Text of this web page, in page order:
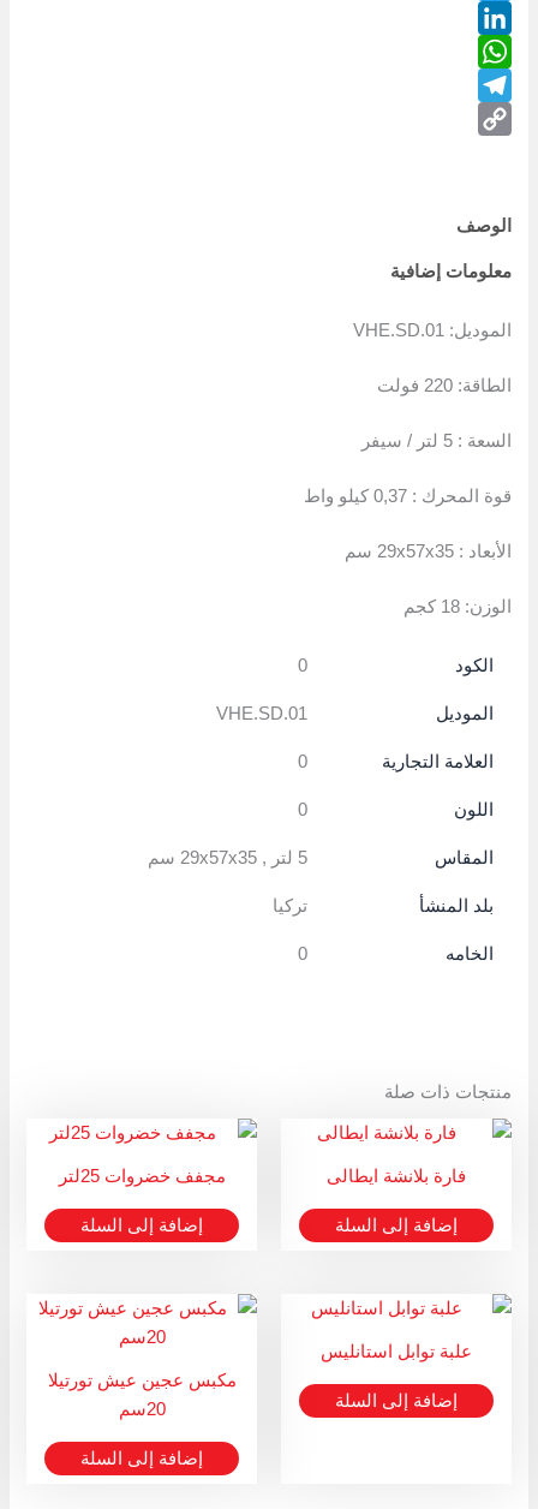
Twitter
LinkedIn
WhatsApp
Telegram
الوصف
معلومات إضافية
الموديل: VHE.SD.01
الطاقة: 220 فولت
السعة : 5 لتر / سيفر
قوة المحرك : 0,37 كيلو واط
الأبعاد : 29x57x35 سم
الوزن: 18 كجم
الكود 0
الموديل VHE.SD.01
العلامة التجارية 0
اللون 0
المقاس 5 لتر , 29x57x35 سم
بلد المنشأ تركيا
الخامه 0
منتجات ذات صلة
فارة بلانشة ايطالى
إضافة إلى السلة
مجفف خضروات 25لتر
إضافة إلى السلة
علبة توابل استانليس
إضافة إلى السلة
مكبس عجين عيش تورتيلا
20سم
إضافة إلى السلة